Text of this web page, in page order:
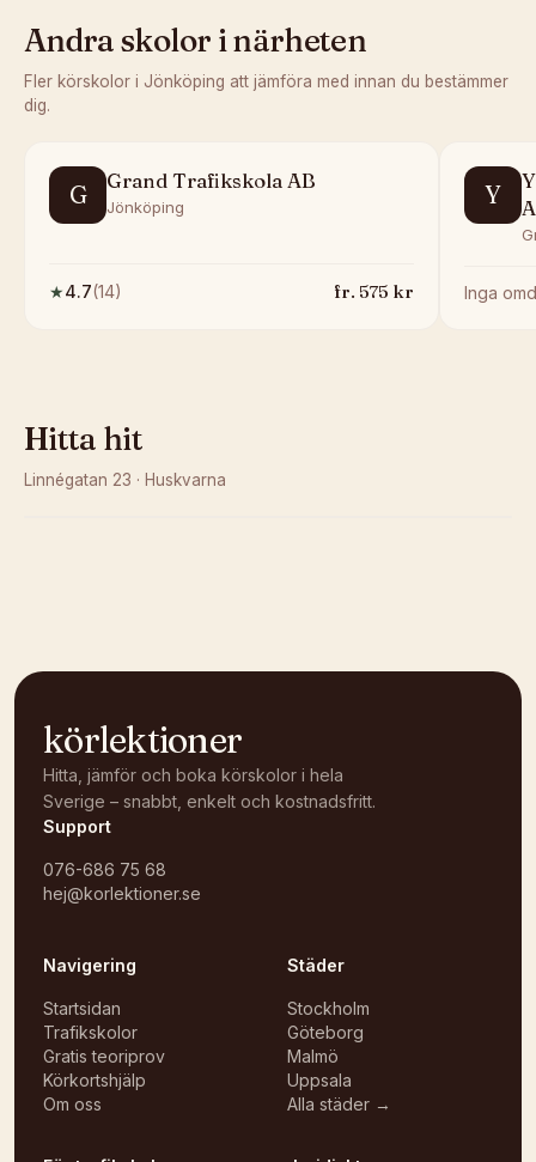
Andra skolor i närheten
Fler körskolor i Jönköping att jämföra med innan du bestämmer
dig.
G Grand Trafikskola AB
Jönköping
★4.7(14) fr. 575 kr
Y
Inga
Hitta hit
Linnégatan 23 · Huskvarna
körlektioner
Hitta, jämför och boka körskolor i hela
Sverige – snabbt, enkelt och kostnadsfritt.
Support
076-686 75 68
hej@korlektioner.se
Navigering
Startsidan
Trafikskolor
Gratis teoriprov
Körkortshjälp
Om oss
Städer
Stockholm
Göteborg
Malmö
Uppsala
Alla städer →